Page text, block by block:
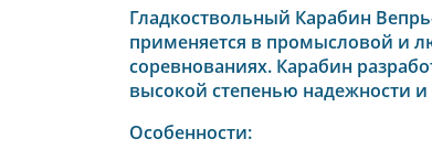
Гладкоствольный Карабин
применяется в промысловой и
соревнованиях. Карабин
высокой степенью надежности и
Особенности: